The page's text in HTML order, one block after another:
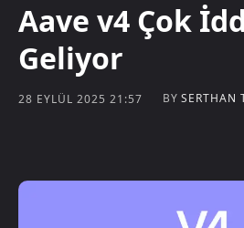
Aave v4 Çok
Geliyor
28 EYLÜL 2025 21:57 BY SERTHAN